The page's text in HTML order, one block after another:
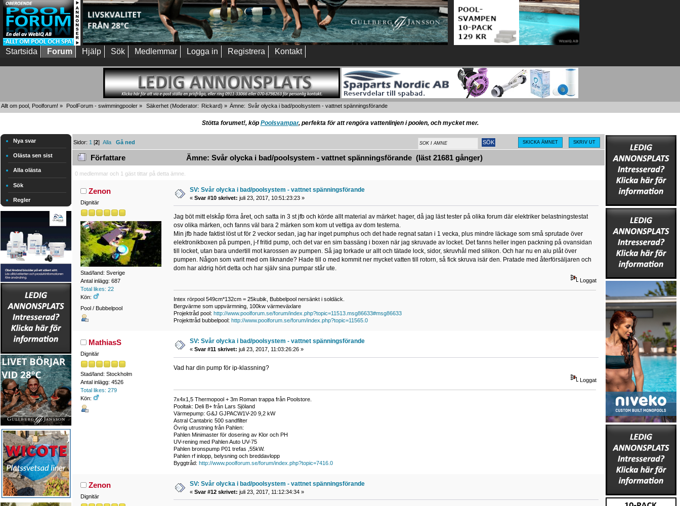
Startsida Forum Hjälp Sök Medlemmar Logga in Registrera Kontakt
Allt om pool, Poolforum! » PoolForum - swimmingpooler » Säkerhet(Moderator: Rickard) » Ämne: Svår olycka i bad/poolsystem - vattnet spänningsförande
Stötta forumet!, köp Poolsvampar, perfekta för att rengöra vattenlinjen i poolen, och mycket mer.
Nya svar
Olästa sen sist
Alla olästa
Sök
Regler
SKICKA ÄMNET SKRIV UT
Sidor: 1 [2]Alla Gå ned
Författare Ämne: Svår olycka i bad/poolsystem - vattnet spänningsförande (läst 21681 gånger)
0 medlemmar och 1 gäst tittar på detta ämne.
Zenon
Dignitär
Stad/land: Sverige
Antal inlägg: 687
Total likes: 22
Kön:
Pool / Bubbelpool
SV: Svår olycka i bad/poolsystem - vattnet spänningsförande
« Svar #10 skrivet: juli 23, 2017, 10:51:23:23 »
Jag böt mitt elskåp förra året, och satta in 3 st jfb och körde allt material av märket: hager, då jag läst tester på olika forum där elektriker belastningstestat
osv olika märken, och fanns väl bara 2 märken som kom ut vettiga av dom testerna.
Min jfb hade faktist löst ut för 2 veckor sedan, jag har inget pumphus och det hade regnat satan i 1 vecka, plus mindre läckage som små sprutade över
elektronikboxen på pumpen, j-f fritid pump, och det var en sim bassäng i boxen när jag skruvade av locket. Det fanns heller ingen packning på ovansidan
till locket, utan bara undertill mot karossen av pumpen. Så jag torkade ur allt och tätade lock, sidor, skruvhål med silikon. Och har nu en alu plåt över
pumpen. Någon som varit med om liknande? Hade till o med kommit ner mycket vatten till rotorn, så fick skruva isär den. Pratade med återförsäljaren och
dom har aldrig hört detta och har själv sina pumpar står ute.
Loggat
Intex rörpool 549cm*132cm = 25kubik, Bubbelpool nersänkt i soldäck.
Bergvärme som uppvärmning, 100kw värmeväxlare
Projektråd pool: http://www.poolforum.se/forum/index.php?topic=11513.msg86633#msg86633
Projekttråd bubbelpool: http://www.poolforum.se/forum/index.php?topic=11565.0
MathiasS
Dignitär
Stad/land: Stockholm
Antal inlägg: 4526
Total likes: 279
Kön:
SV: Svår olycka i bad/poolsystem - vattnet spänningsförande
« Svar #11 skrivet: juli 23, 2017, 11:03:26:26 »
Vad har din pump för ip-klassning?
Loggat
7x4x1,5 Thermopool + 3m Roman trappa från Poolstore.
Pooltak: Deli B+ från Lars Sjöland
Värmepump: G&J GJPACW1V-20 9,2 kW
Astral Cantabric 500 sandfilter
Övrig utrustning från Pahlen:
Pahlen Minimaster för dosering av Klor och PH
UV-rening med Pahlen Auto UV-75
Pahlen bronspump P01 trefas ,55kW.
Pahlen rf inlopp, belysning och breddavlopp
Byggtråd: http://www.poolforum.se/forum/index.php?topic=7416.0
Zenon
Dignitär
SV: Svår olycka i bad/poolsystem - vattnet spänningsförande
« Svar #12 skrivet: juli 23, 2017, 11:12:34:34 »